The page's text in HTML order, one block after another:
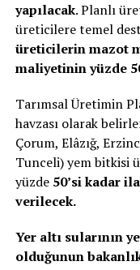
yapılacak. Planlı
üreticilere temel
üreticilerin mazot
maliyetinin yüzde
Tarımsal Üretimin
havzası olarak
Çorum, Elâzığ,
Tunceli) yem bitkisi
yüzde 50’si kadar
verilecek.
Yer altı sularının
olduğunun